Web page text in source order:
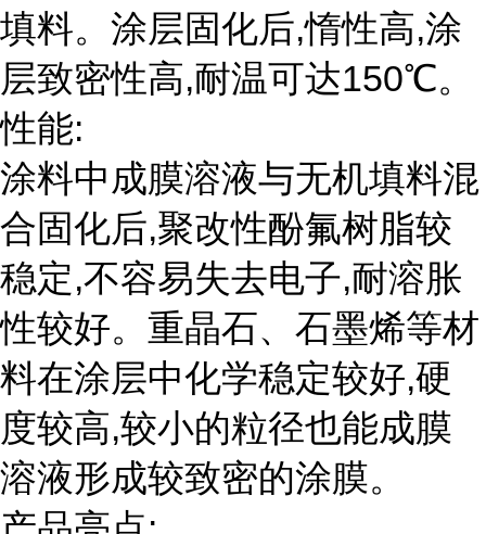
填料。涂层固化后,惰性高,涂
层致密性高,耐温可达150℃。
性能:
涂料中成膜溶液与无机填料混
合固化后,聚改性酚氟树脂较
稳定,不容易失去电子,耐溶胀
性较好。重晶石、石墨烯等材
料在涂层中化学稳定较好,硬
度较高,较小的粒径也能成膜
溶液形成较致密的涂膜。